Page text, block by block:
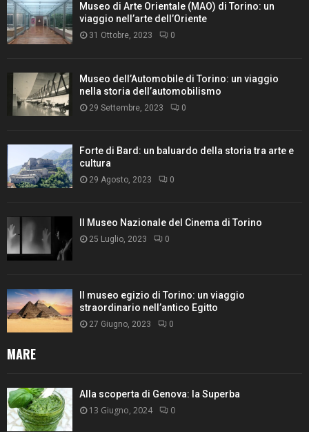
Museo di Arte Orientale (MAO) di Torino: un
viaggio nell’arte dell’Oriente
31 Ottobre, 2023 0
Museo dell’Automobile di Torino: un viaggio
nella storia dell’automobilismo
29 Settembre, 2023 0
Forte di Bard: un baluardo della storia tra arte e
cultura
29 Agosto, 2023 0
Il Museo Nazionale del Cinema di Torino
25 Luglio, 2023 0
Il museo egizio di Torino: un viaggio
straordinario nell’antico Egitto
27 Giugno, 2023 0
MARE
Alla scoperta di Genova: la Superba
13 Giugno, 2024 0